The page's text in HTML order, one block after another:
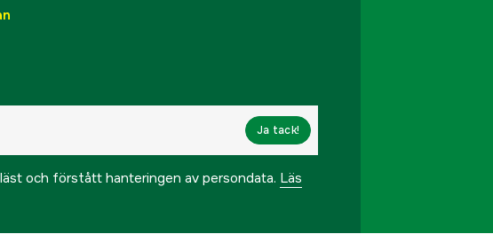
Ja tack!
och förstått hanteringen av persondata. Läs